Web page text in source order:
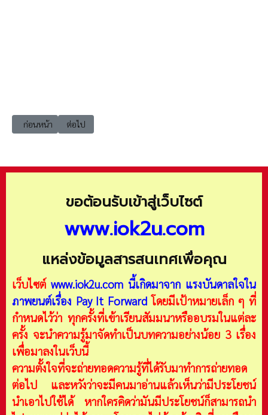
เนื้อหาก่อนหน้า: e-book ai แผนปฏิบัติการด้านปัญญาประดิษฐ์แห่งชาติเพื่
ก่อนหน้า เนื้อหาถัดไป: e-book bcg The Knowledge Vol. 28
ต่อไป
ขอต้อนรับเข้าสู่เว็บไซต์
www.iok2u.com
แหล่งข้อมูลสารสนเทศเพื่อคุณ
เว็บไซต์ www.iok2u.com นี้เกิดมาจาก แรงบันดาลใจใน
ภาพยนต์เรื่อง Pay It Forward โดยมีเป้าหมายเล็ก ๆ ที่
กำหนดไว้ว่า ทุกครั้งที่เข้าเรียนสัมมนาหรืออบรมในแต่ละ
ครั้ง จะนำความรู้มาจัดทำเป็นบทความอย่างน้อย 3 เรื่อง
เพื่อมาลงในเว็บนี้
ความตั้งใจที่จะถ่ายทอดความรู้ที่ได้รับมาทำการถ่ายทอด
ต่อไป และหวังว่าจะมีคนมาอ่านแล้วเห็นว่ามีประโยชน์
นำเอาไปใช้ได้ หากใครคิดว่ามันมีประโยชน์ก็สามารถนำ